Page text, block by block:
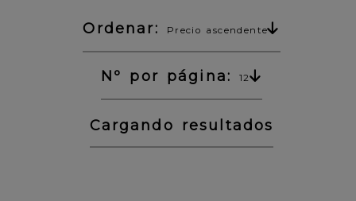
Ordenar: Precio ascendente
Nº por página: 12
Cargando resultados